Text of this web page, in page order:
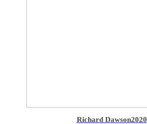
Richard Dawson2020